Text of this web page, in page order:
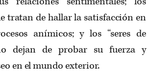
tratan de hallar la satisfacción en
anímicos; y los “seres de
dejan de probar su fuerza y
en el mundo exterior.